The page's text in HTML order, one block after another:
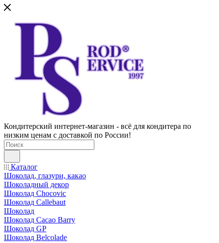
Кондитерский интернет-магазин - всё для кондитера по
низким ценам с доставкой по России!
Каталог
Шоколад, глазури, какао
Шоколадный декор
Шоколад Chocovic
Шоколад Callebaut
Шоколад
Шоколад Cacao Barry
Шоколад GP
Шоколад Belcolade